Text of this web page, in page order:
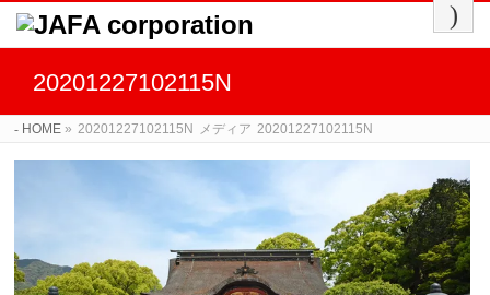
20201227102115N
HOME » 20201227102115N メディア 20201227102115N